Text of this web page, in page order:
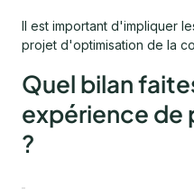
Il est important d'impliquer
projet d'optimisation de la
Quel bilan
expérience de
?